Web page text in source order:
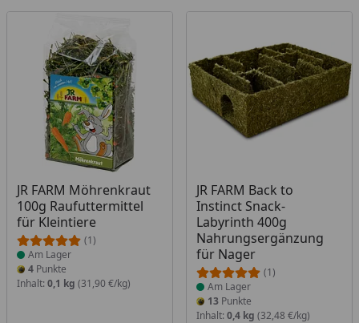
JR FARM Möhrenkraut
100g Raufuttermittel
für Kleintiere
(1)
Produkt am Lager
Am Lager
4 Punkte
Inhalt: 0,1 kg (31,90 €/kg)
JR FARM Back to
Instinct Snack-
Labyrinth 400g
Nahrungsergänzung
für Nager
(1)
Produkt am Lager
Am Lager
13Punkte
Inhalt: 0,4 kg (32,48 €/kg)